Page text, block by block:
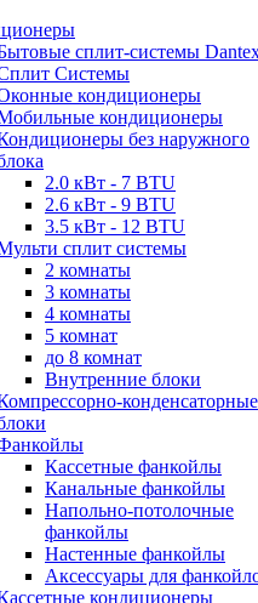
сплит-системы
Системы
кондиционеры
кондиционеры
без наружного
2.0 кВт - 7 BTU
2.6 кВт - 9 BTU
3.5 кВт - 12 BTU
сплит системы
2 комнаты
3 комнаты
4 комнаты
5 комнат
до 8 комнат
Внутренние блоки
конденсаторные
Кассетные фанкойлы
Канальные фанкойлы
Напольно-потолочные
фанкойлы
Настенные фанкойлы
Аксессуары для
кондиционеры